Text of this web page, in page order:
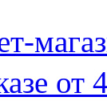
от